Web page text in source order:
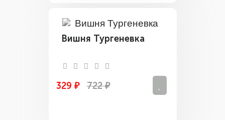
Вишня Тургеневка
329 ₽ 722 ₽